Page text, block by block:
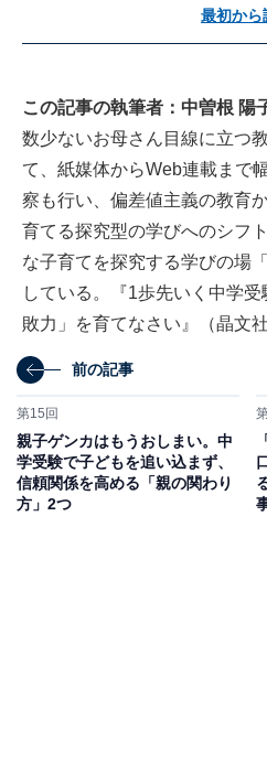
最初から
この記事の執筆者：中曽根 陽
数少ないお母さん目線に立つ
て、紙媒体からWeb連載まで
察も行い、偏差値主義の教育
育てる探究型の学びへのシフ
な子育てを探究する学びの場
している。『1歩先いく中学
敗力」を育てなさい』（晶文
前の記事
第15回
親子ゲンカはもうおしまい。中
学受験で子どもを追い込まず、
信頼関係を高める「親の関わり
方」2つ